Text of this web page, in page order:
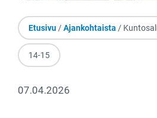
Etusivu /Ajankohtaista /
14-15
07.04.2026